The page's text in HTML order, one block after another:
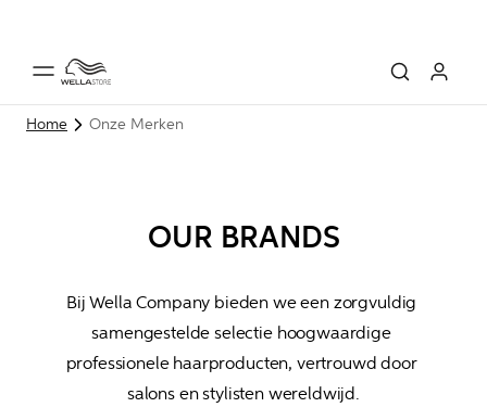
Home Onze Merken
OUR BRANDS
Bij Wella Company bieden we een zorgvuldig
samengestelde selectie hoogwaardige
professionele haarproducten, vertrouwd door
salons en stylisten wereldwijd.